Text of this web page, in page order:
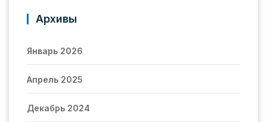
Архивы
Январь 2026
Апрель 2025
Декабрь 2024